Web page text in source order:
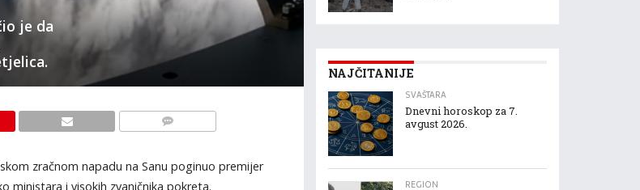
je da
zračnom napadu na Sanu poginuo premijer
ministara i visokih zvaničnika pokreta.
NAJČITANIJE
SVAŠTARA
Dnevni horoskop za 7.
avgust 2026.
REGION